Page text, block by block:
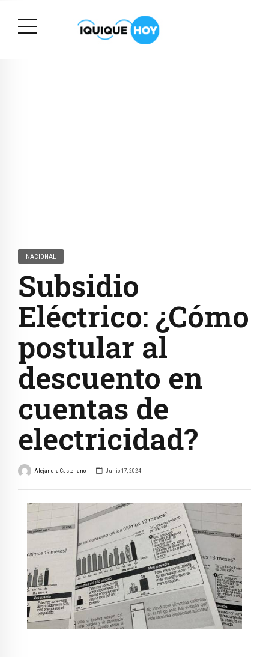
NACIONAL
Subsidio
Eléctrico: ¿Cómo
postular al
descuento en
cuentas de
electricidad?
Alejandra Castellano Junio 17, 2024